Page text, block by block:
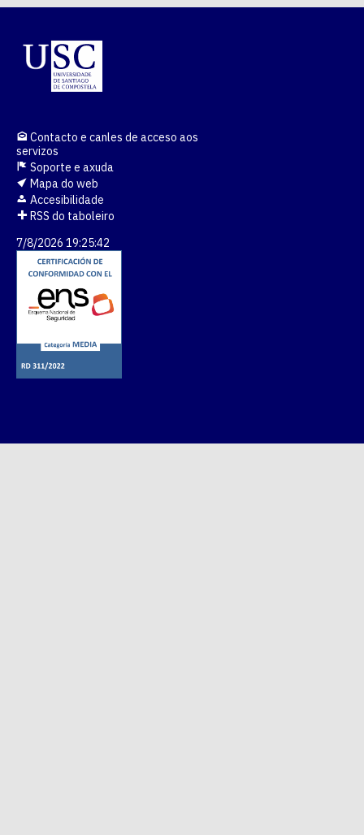
Contacto e canles de acceso aos
servizos
Soporte e axuda
Mapa do web
Accesibilidade
RSS do taboleiro
7/8/2026 19:25:42